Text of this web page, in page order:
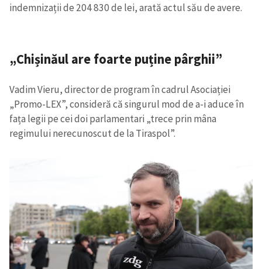
indemnizații de 204 830 de lei, arată actul său de avere.
„Chișinăul are foarte puține pârghii”
Vadim Vieru, director de program în cadrul Asociației
„Promo-LEX”, consideră că singurul mod de a-i aduce în
fața legii pe cei doi parlamentari „trece prin mâna
regimului nerecunoscut de la Tiraspol”.